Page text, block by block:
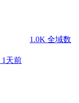
1.0K 全域数
1天前